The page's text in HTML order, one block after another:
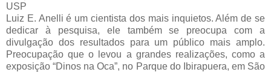
USP
Luiz E. Anelli é um cientista dos mais inquietos. Além de se
dedicar à pesquisa, ele também se preocupa com a
divulgação dos resultados para um público mais amplo.
Preocupação que o levou a grandes realizações, como a
exposição “Dinos na Oca”, no Parque do Ibirapuera, em São